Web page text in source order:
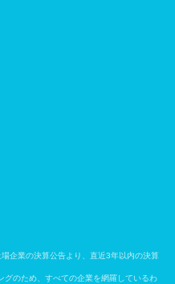
企業の決算公告より、直近3年以内の決算
のため、すべての企業を網羅しているわ